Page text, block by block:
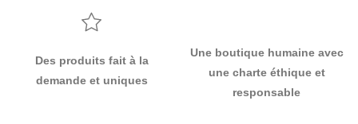
Des produits fait à la
demande et uniques
Une boutique humaine avec
une charte éthique et
responsable